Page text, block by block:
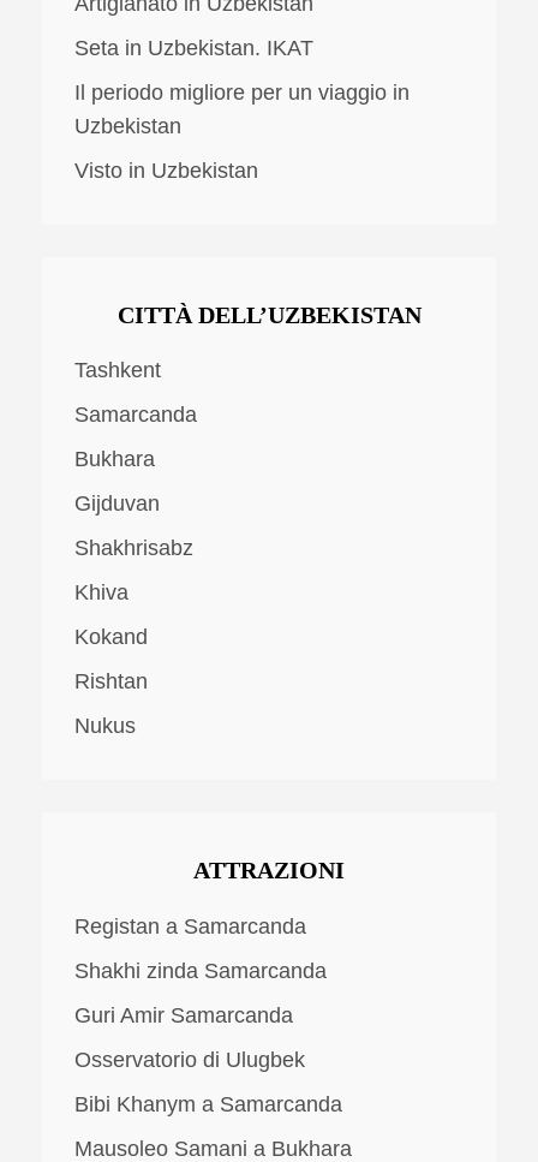
Seta in Uzbekistan. IKAT
Il periodo migliore per un viaggio in
Uzbekistan
Visto in Uzbekistan
CITTÀ DELL’UZBEKISTAN
Tashkent
Samarcanda
Bukhara
Gijduvan
Shakhrisabz
Khiva
Kokand
Rishtan
Nukus
ATTRAZIONI
Registan a Samarcanda
Shakhi zinda Samarcanda
Guri Amir Samarcanda
Osservatorio di Ulugbek
Bibi Khanym a Samarcanda
Mausoleo Samani a Bukhara